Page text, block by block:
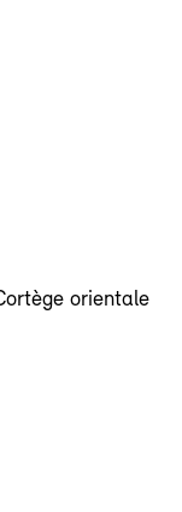
orientale